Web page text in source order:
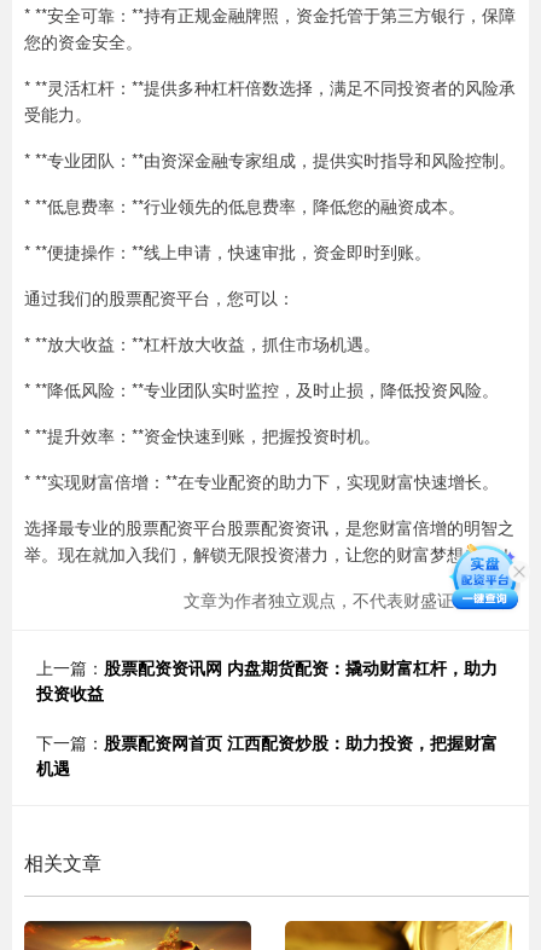
* **安全可靠：**持有正规金融牌照，资金托管于第三方银行，保障
您的资金安全。
* **灵活杠杆：**提供多种杠杆倍数选择，满足不同投资者的风险承
受能力。
* **专业团队：**由资深金融专家组成，提供实时指导和风险控制。
* **低息费率：**行业领先的低息费率，降低您的融资成本。
* **便捷操作：**线上申请，快速审批，资金即时到账。
通过我们的股票配资平台，您可以：
* **放大收益：**杠杆放大收益，抓住市场机遇。
* **降低风险：**专业团队实时监控，及时止损，降低投资风险。
* **提升效率：**资金快速到账，把握投资时机。
* **实现财富倍增：**在专业配资的助力下，实现财富快速增长。
选择最专业的股票配资平台股票配资资讯，是您财富倍增的明智之
举。现在就加入我们，解锁无限投资潜力，让您的财富梦想成真！
文章为作者独立观点，不代表财盛证券观点
上一篇： 股票配资资讯网 内盘期货配资：撬动财富杠杆，助力
投资收益
下一篇： 股票配资网首页 江西配资炒股：助力投资，把握财富
机遇
相关文章